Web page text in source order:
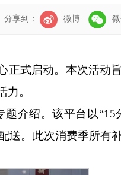
分享到： 微博
正式启动。本次活动
。
介绍。该平台以“15
送。此次消费季所有